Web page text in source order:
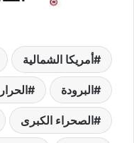
أمريكا الشمالية
البرودة
الصحراء الكبرى